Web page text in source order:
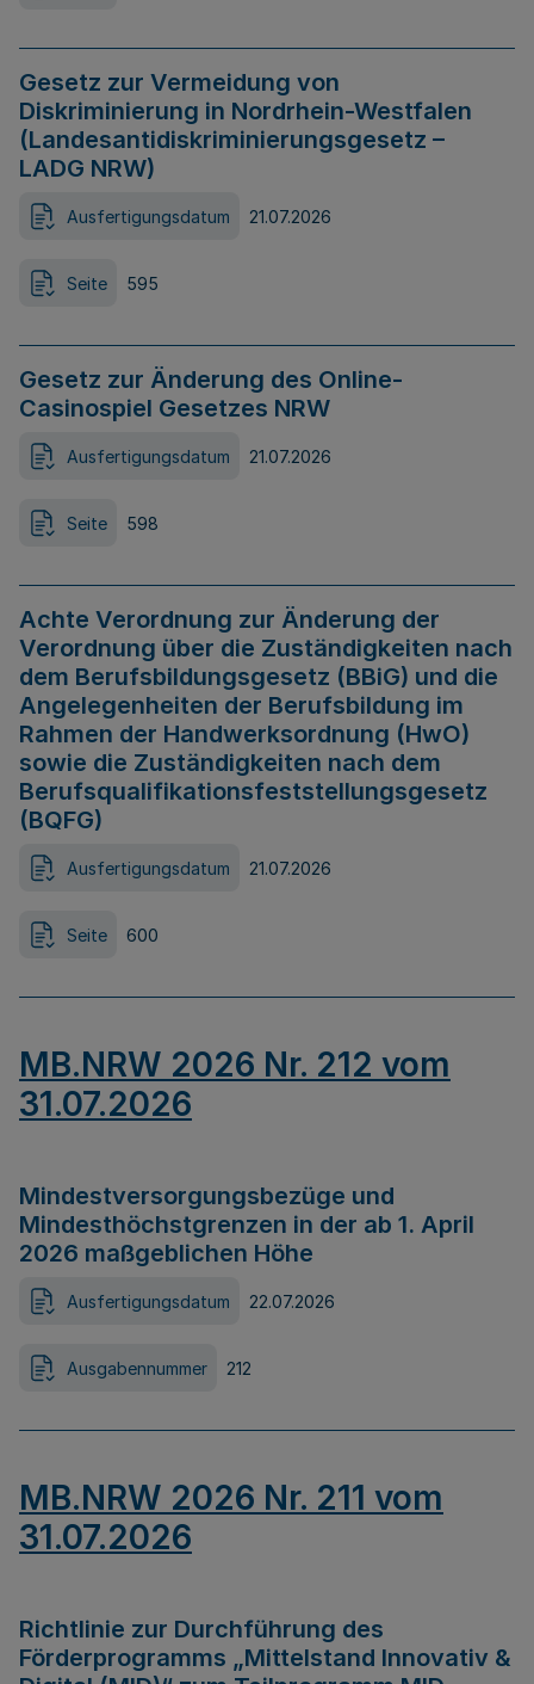
Gesetz zur Vermeidung von
Diskriminierung in Nordrhein-Westfalen
(Landesantidiskriminierungsgesetz –
LADG NRW)
Ausfertigungsdatum 21.07.2026
Seite 595
Gesetz zur Änderung des Online-
Casinospiel Gesetzes NRW
Ausfertigungsdatum 21.07.2026
Seite 598
Achte Verordnung zur Änderung der
Verordnung über die Zuständigkeiten nach
dem Berufsbildungsgesetz (BBiG) und die
Angelegenheiten der Berufsbildung im
Rahmen der Handwerksordnung (HwO)
sowie die Zuständigkeiten nach dem
Berufsqualifikationsfeststellungsgesetz
(BQFG)
Ausfertigungsdatum 21.07.2026
Seite 600
MB.NRW 2026 Nr. 212 vom
31.07.2026
Mindestversorgungsbezüge und
Mindesthöchstgrenzen in der ab 1. April
2026 maßgeblichen Höhe
Ausfertigungsdatum 22.07.2026
Ausgabennummer 212
MB.NRW 2026 Nr. 211 vom
31.07.2026
Richtlinie zur Durchführung des
Förderprogramms „Mittelstand Innovativ &